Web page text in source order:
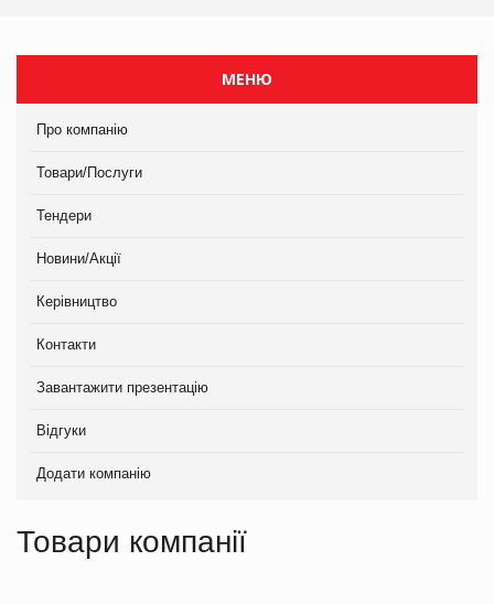
МЕНЮ
Про компанію
Товари/Послуги
Тендери
Новини/Акції
Керівництво
Контакти
Завантажити презентацію
Відгуки
Додати компанію
Товари компанії